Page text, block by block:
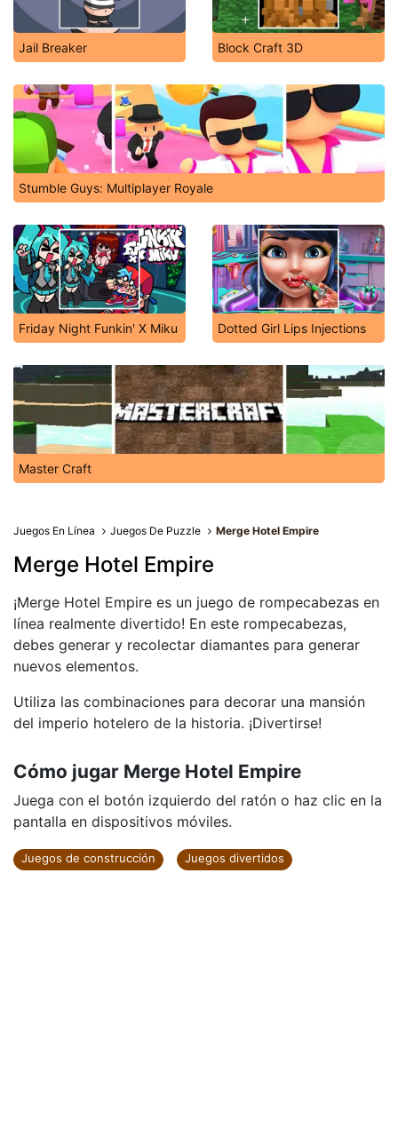
Jail Breaker Block Craft 3D
Stumble Guys: Multiplayer Royale
Friday Night Funkin' X Miku Dotted Girl Lips Injections
Master Craft
Juegos En Línea Juegos De Puzzle Merge Hotel Empire
Merge Hotel Empire
¡Merge Hotel Empire es un juego de rompecabezas en
línea realmente divertido! En este rompecabezas,
debes generar y recolectar diamantes para generar
nuevos elementos.
Utiliza las combinaciones para decorar una mansión
del imperio hotelero de la historia. ¡Divertirse!
Cómo jugar Merge Hotel Empire
Juega con el botón izquierdo del ratón o haz clic en la
pantalla en dispositivos móviles.
Juegos de construcción Juegos divertidos